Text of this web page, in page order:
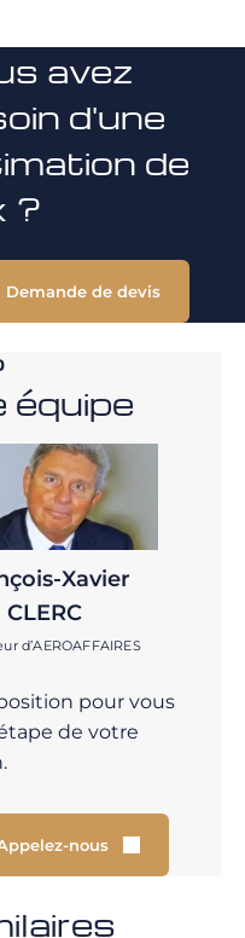
avez
d'une
de
?
Demande de devis
Xavier
CLERC
d’AEROAFFAIRES
pour vous
de votre
nous